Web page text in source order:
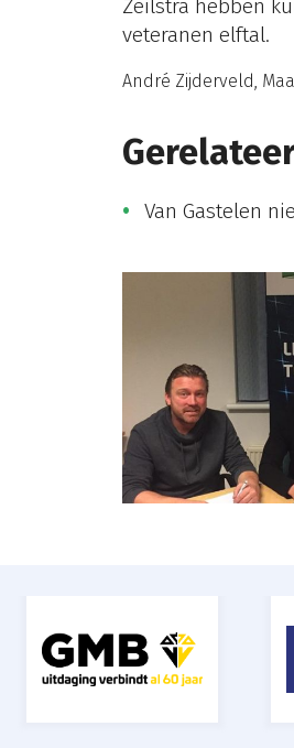
Zeilstra hebben
veteranen elftal.
André Zijderveld,
Van Gastelen